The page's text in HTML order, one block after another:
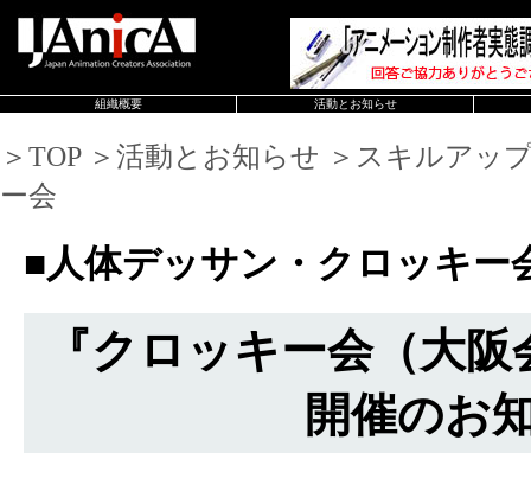
組織概要 活動とお知らせ
＞TOP ＞活動とお知らせ ＞スキルアッ
ー会
■人体デッサン・クロッキー
『クロッキー会（大
開催のお